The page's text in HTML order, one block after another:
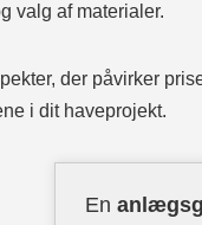
valg af materialer.
der påvirker
i dit haveprojekt.
En